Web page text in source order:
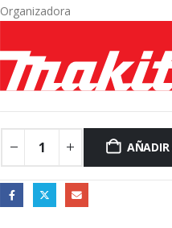
Organizadora
AÑADIR